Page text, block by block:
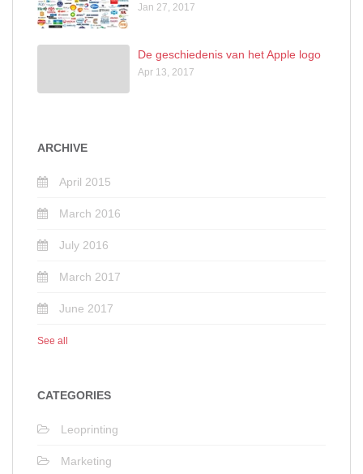
Jan 27, 2017
De geschiedenis van het Apple logo
Apr 13, 2017
ARCHIVE
April 2015
March 2016
July 2016
March 2017
June 2017
See all
CATEGORIES
Leoprinting
Marketing